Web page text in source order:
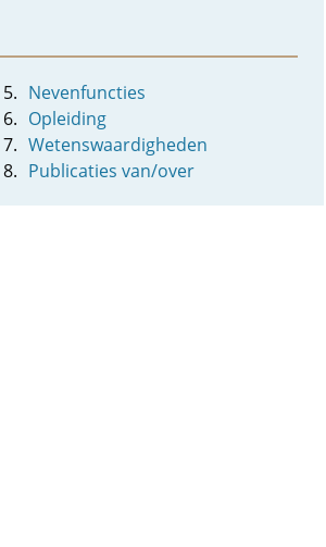
Nevenfuncties
Opleiding
Wetenswaardigheden
Publicaties van/over